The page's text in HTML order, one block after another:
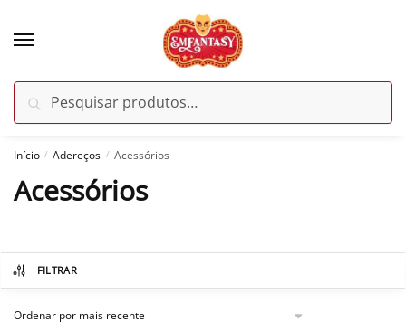
por:
Pesquisar
Início / Adereços / Acessórios
Acessórios
FILTRAR